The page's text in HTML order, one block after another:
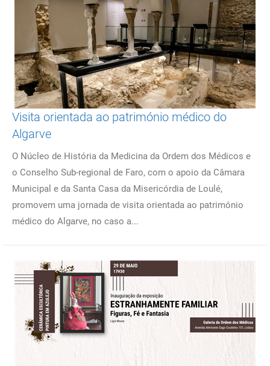
Visita orientada ao património médico do
Algarve
O Núcleo de História da Medicina da Ordem dos Médicos e
o Conselho Sub-regional de Faro, com o apoio da Câmara
Municipal e da Santa Casa da Misericórdia de Loulé,
promovem uma jornada de visita orientada ao património
médico do Algarve, no caso a...